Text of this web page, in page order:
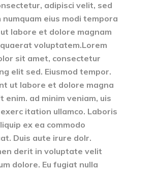
adipisci velit, sed
numquam eius modi tempora
labore et dolore magnam
voluptatem.Lorem
sit amet, consectetur
elit sed. Eiusmod tempor.
ut labore et dolore magna
enim. ad minim veniam, uis
itation ullamco. Laboris
ex ea commodo
Duis aute irure dolr.
derit in voluptate velit
dolore. Eu fugiat nulla